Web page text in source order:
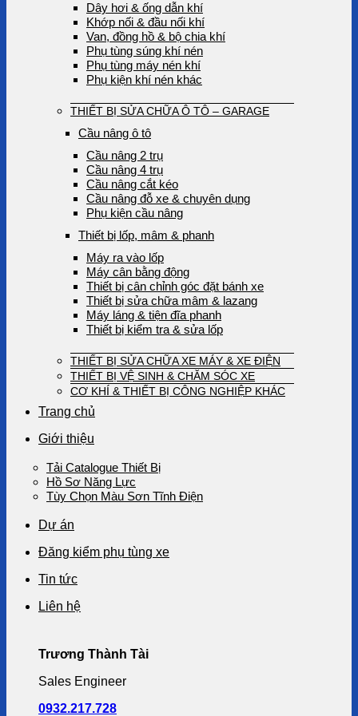
Dây hơi & ống dẫn khí
Khớp nối & đầu nối khí
Van, đồng hồ & bộ chia khí
Phụ tùng súng khí nén
Phụ tùng máy nén khí
Phụ kiện khí nén khác
THIẾT BỊ SỬA CHỮA Ô TÔ – GARAGE
Cầu nâng ô tô
Cầu nâng 2 trụ
Cầu nâng 4 trụ
Cầu nâng cắt kéo
Cầu nâng đỗ xe & chuyên dụng
Phụ kiện cầu nâng
Thiết bị lốp, mâm & phanh
Máy ra vào lốp
Máy cân bằng động
Thiết bị cân chỉnh góc đặt bánh xe
Thiết bị sửa chữa mâm & lazang
Máy láng & tiện đĩa phanh
Thiết bị kiểm tra & sửa lốp
THIẾT BỊ SỬA CHỮA XE MÁY & XE ĐIỆN
THIẾT BỊ VỆ SINH & CHĂM SÓC XE
CƠ KHÍ & THIẾT BỊ CÔNG NGHIỆP KHÁC
Trang chủ
Giới thiệu
Tải Catalogue Thiết Bị
Hồ Sơ Năng Lực
Tùy Chọn Màu Sơn Tĩnh Điện
Dự án
Đăng kiểm phụ tùng xe
Tin tức
Liên hệ
Trương Thành Tài
Sales Engineer
0932.217.728